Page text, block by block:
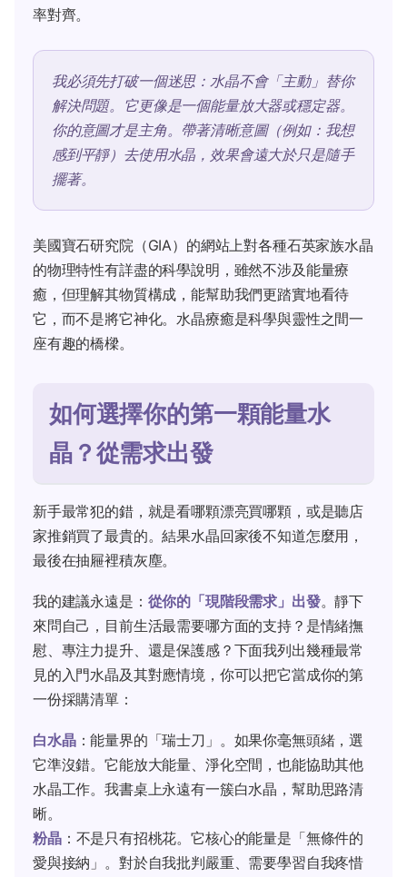
率對齊。
我必須先打破一個迷思：水晶不會「主動」替你
解決問題。它更像是一個能量放大器或穩定器。
你的意圖才是主角。帶著清晰意圖（例如：我想
感到平靜）去使用水晶，效果會遠大於只是隨手
擺著。
美國寶石研究院（GIA）的網站上對各種石英家族水晶
的物理特性有詳盡的科學說明，雖然不涉及能量療
癒，但理解其物質構成，能幫助我們更踏實地看待
它，而不是將它神化。水晶療癒是科學與靈性之間一
座有趣的橋樑。
如何選擇你的第一顆能量水
晶？從需求出發
新手最常犯的錯，就是看哪顆漂亮買哪顆，或是聽店
家推銷買了最貴的。結果水晶回家後不知道怎麼用，
最後在抽屜裡積灰塵。
我的建議永遠是： 從你的「現階段需求」出發。靜下
來問自己，目前生活最需要哪方面的支持？是情緒撫
慰、專注力提升、還是保護感？下面我列出幾種最常
見的入門水晶及其對應情境，你可以把它當成你的第
一份採購清單：
白水晶：能量界的「瑞士刀」。如果你毫無頭緒，選
它準沒錯。它能放大能量、淨化空間，也能協助其他
水晶工作。我書桌上永遠有一簇白水晶，幫助思路清
晰。
粉晶：不是只有招桃花。它核心的能量是「無條件的
愛與接納」。對於自我批判嚴重、需要學習自我疼惜